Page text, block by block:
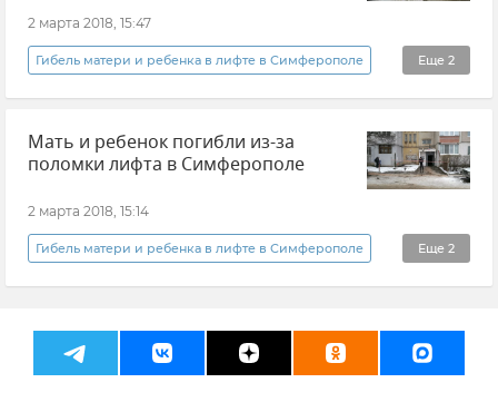
2 марта 2018, 15:47
Еще 2
Гибель матери и ребенка в лифте в Симферополе
Новости Общество
Мать и ребенок погибли из-за
поломки лифта в Симферополе
2 марта 2018, 15:14
Еще 2
Гибель матери и ребенка в лифте в Симферополе
Новости Происшествия